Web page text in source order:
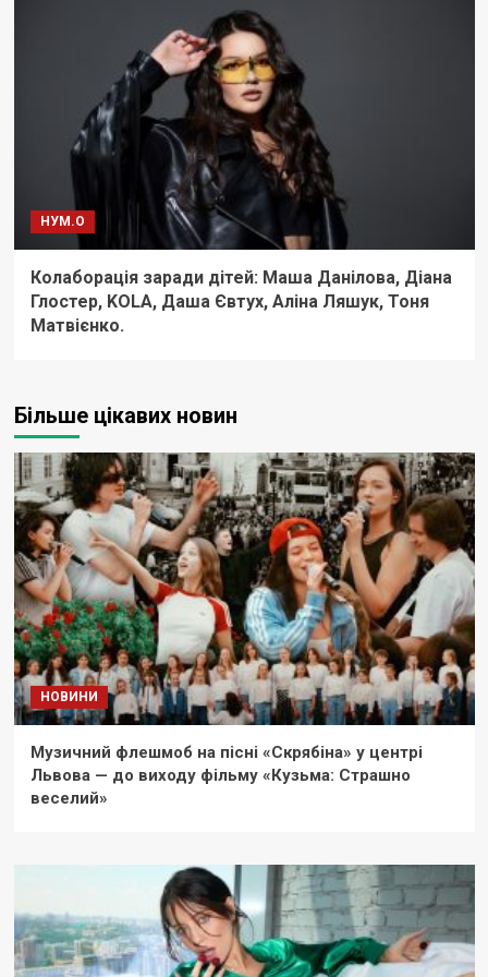
НУМ.О
Колаборація заради дітей: Маша Данілова, Діана
Глостер, KOLA, Даша Євтух, Аліна Ляшук, Тоня
Матвієнко.
Більше цікавих новин
НОВИНИ
Музичний флешмоб на пісні «Скрябіна» у центрі
Львова — до виходу фільму «Кузьма: Страшно
веселий»